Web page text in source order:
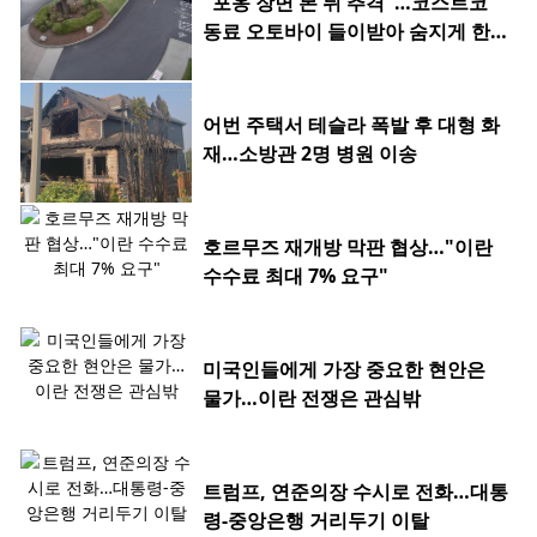
동료 오토바이 들이받아 숨지게 한 2
어번 주택서 테슬라 폭발 후 대형 화
재…소방관 2명 병원 이송
호르무즈 재개방 막판 협상…"이란
수수료 최대 7% 요구"
미국인들에게 가장 중요한 현안은
물가…이란 전쟁은 관심밖
트럼프, 연준의장 수시로 전화…대통
령-중앙은행 거리두기 이탈